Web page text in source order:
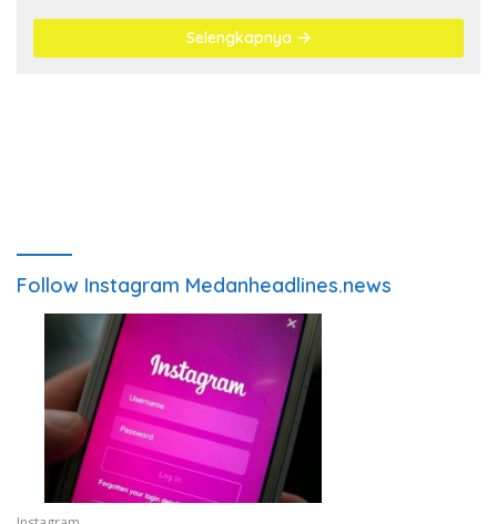
Selengkapnya
Follow Instagram Medanheadlines.news